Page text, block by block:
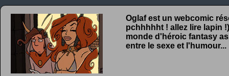
Oglaf est un webcomic
pchhhhht ! allez lire lapin
monde d'héroic fantasy
entre le sexe et l'humour...